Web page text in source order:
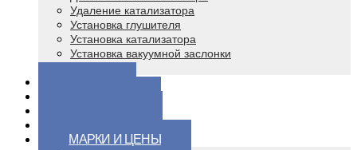
Удаление катализатора
Установка глушителя
Установка катализатора
Установка вакуумной заслонки
МАРКИ И ЦЕНЫ